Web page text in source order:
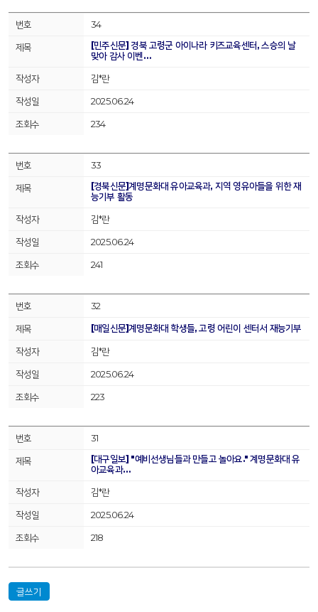
34
[민주신문] 경북 고령군 아이나라 키즈교육센터, 스승의 날
맞아 감사 이벤…
김*란
2025.06.24
234
33
[경북신문]계명문화대 유아교육과, 지역 영유아들을 위한 재
능기부 활동
김*란
2025.06.24
241
32
[매일신문]계명문화대 학생들, 고령 어린이 센터서 재능기부
김*란
2025.06.24
223
31
[대구일보] "예비선생님들과 만들고 놀아요." 계명문화대 유
아교육과…
김*란
2025.06.24
218
글쓰기